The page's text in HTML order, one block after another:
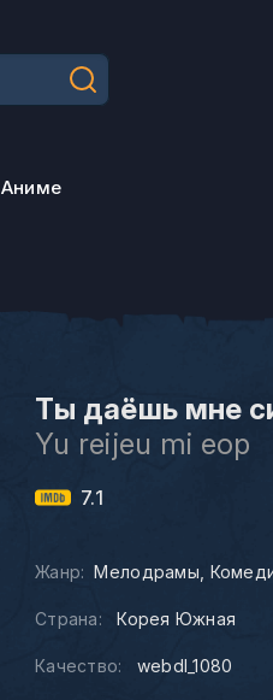
Aниме
Ты даёшь мне
Yu reijeu mi eop
7.1
Жанр: Мелодрамы
Страна: Корея Южная
Качество: webdl_1080